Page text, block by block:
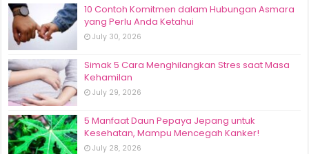
10 Contoh Komitmen dalam Hubungan Asmara
yang Perlu Anda Ketahui
July 30, 2026
Simak 5 Cara Menghilangkan Stres saat Masa
Kehamilan
July 29, 2026
5 Manfaat Daun Pepaya Jepang untuk
Kesehatan, Mampu Mencegah Kanker!
July 28, 2026